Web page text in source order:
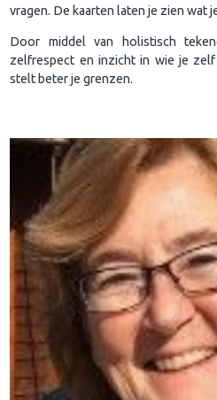
vragen. De kaarten laten je zien wat
Door middel van holistisch
zelfrespect en inzicht in wie je
stelt beter je grenzen.